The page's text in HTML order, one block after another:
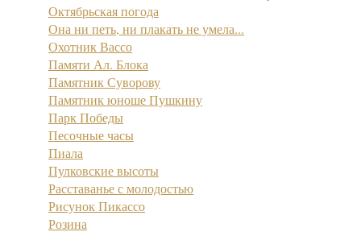
Октябрьская погода
Она ни петь, ни плакать не умела...
Охотник Вассо
Памяти Ал. Блока
Памятник Суворову
Памятник юноше Пушкину
Парк Победы
Песочные часы
Пиала
Пулковские высоты
Расставанье с молодостью
Рисунок Пикассо
Розина